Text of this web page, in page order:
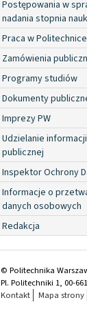
Postępowania w
nadania stopnia
Praca w Politechnice
Zamówienia
Programy studiów
Dokumenty
Imprezy PW
Udzielanie informacji
publicznej
Inspektor Ochrony
Informacje o
danych osobowych
Redakcja
© Politechnika
Pl. Politechniki 1, 00-
Kontakt
Mapa strony